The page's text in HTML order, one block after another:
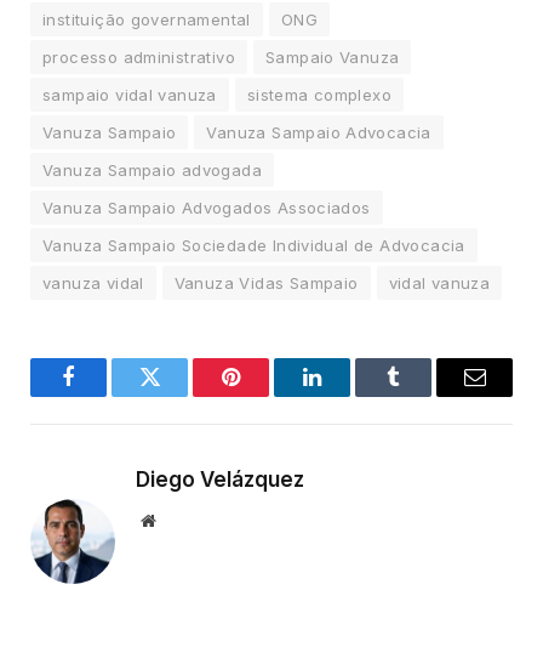
instituição governamental
ONG
processo administrativo
Sampaio Vanuza
sampaio vidal vanuza
sistema complexo
Vanuza Sampaio
Vanuza Sampaio Advocacia
Vanuza Sampaio advogada
Vanuza Sampaio Advogados Associados
Vanuza Sampaio Sociedade Individual de Advocacia
vanuza vidal
Vanuza Vidas Sampaio vidal vanuza
FacebookTwitter Pinterest LinkedInTumblr Email
Diego Velázquez
Website